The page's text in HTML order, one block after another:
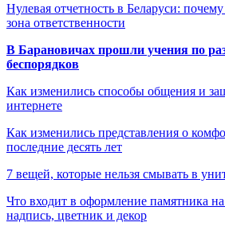
Нулевая отчетность в Беларуси:
зона ответственности
В Барановичах прошли учения по
беспорядков
Как изменились способы общения и
интернете
Как изменились представления о
последние десять лет
7 вещей, которые нельзя смывать в
Что входит в оформление памятника
надпись, цветник и декор